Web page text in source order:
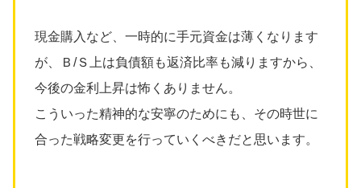
現金購入など、一時的に手元資金は薄くなります
が、Ｂ/Ｓ上は負債額も返済比率も減りますから、
今後の金利上昇は怖くありません。
こういった精神的な安寧のためにも、その時世に
合った戦略変更を行っていくべきだと思います。